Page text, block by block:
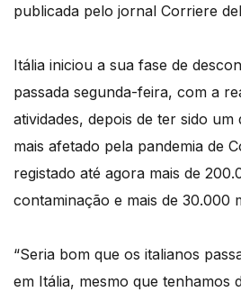
publicada pelo jornal Corriere
Itália iniciou a sua fase de
passada segunda-feira, com a
atividades, depois de ter sido
mais afetado pela pandemia de
registado até agora mais de
contaminação e mais de 30.000
“Seria bom que os italianos
em Itália, mesmo que tenhamos